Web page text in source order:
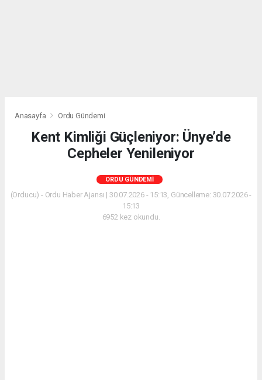
Anasayfa Ordu Gündemi
Kent Kimliği Güçleniyor: Ünye’de
Cepheler Yenileniyor
ORDU GÜNDEMI
(Orducu) - Ordu Haber Ajansı | 30.07.2026 - 15:13, Güncelleme: 30.07.2026 -
15:13
6952 kez okundu.